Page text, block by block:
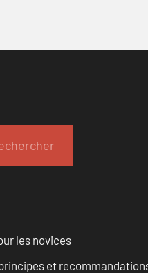
les novices
et